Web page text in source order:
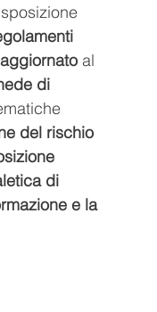
al
di
del rischio
di
e la